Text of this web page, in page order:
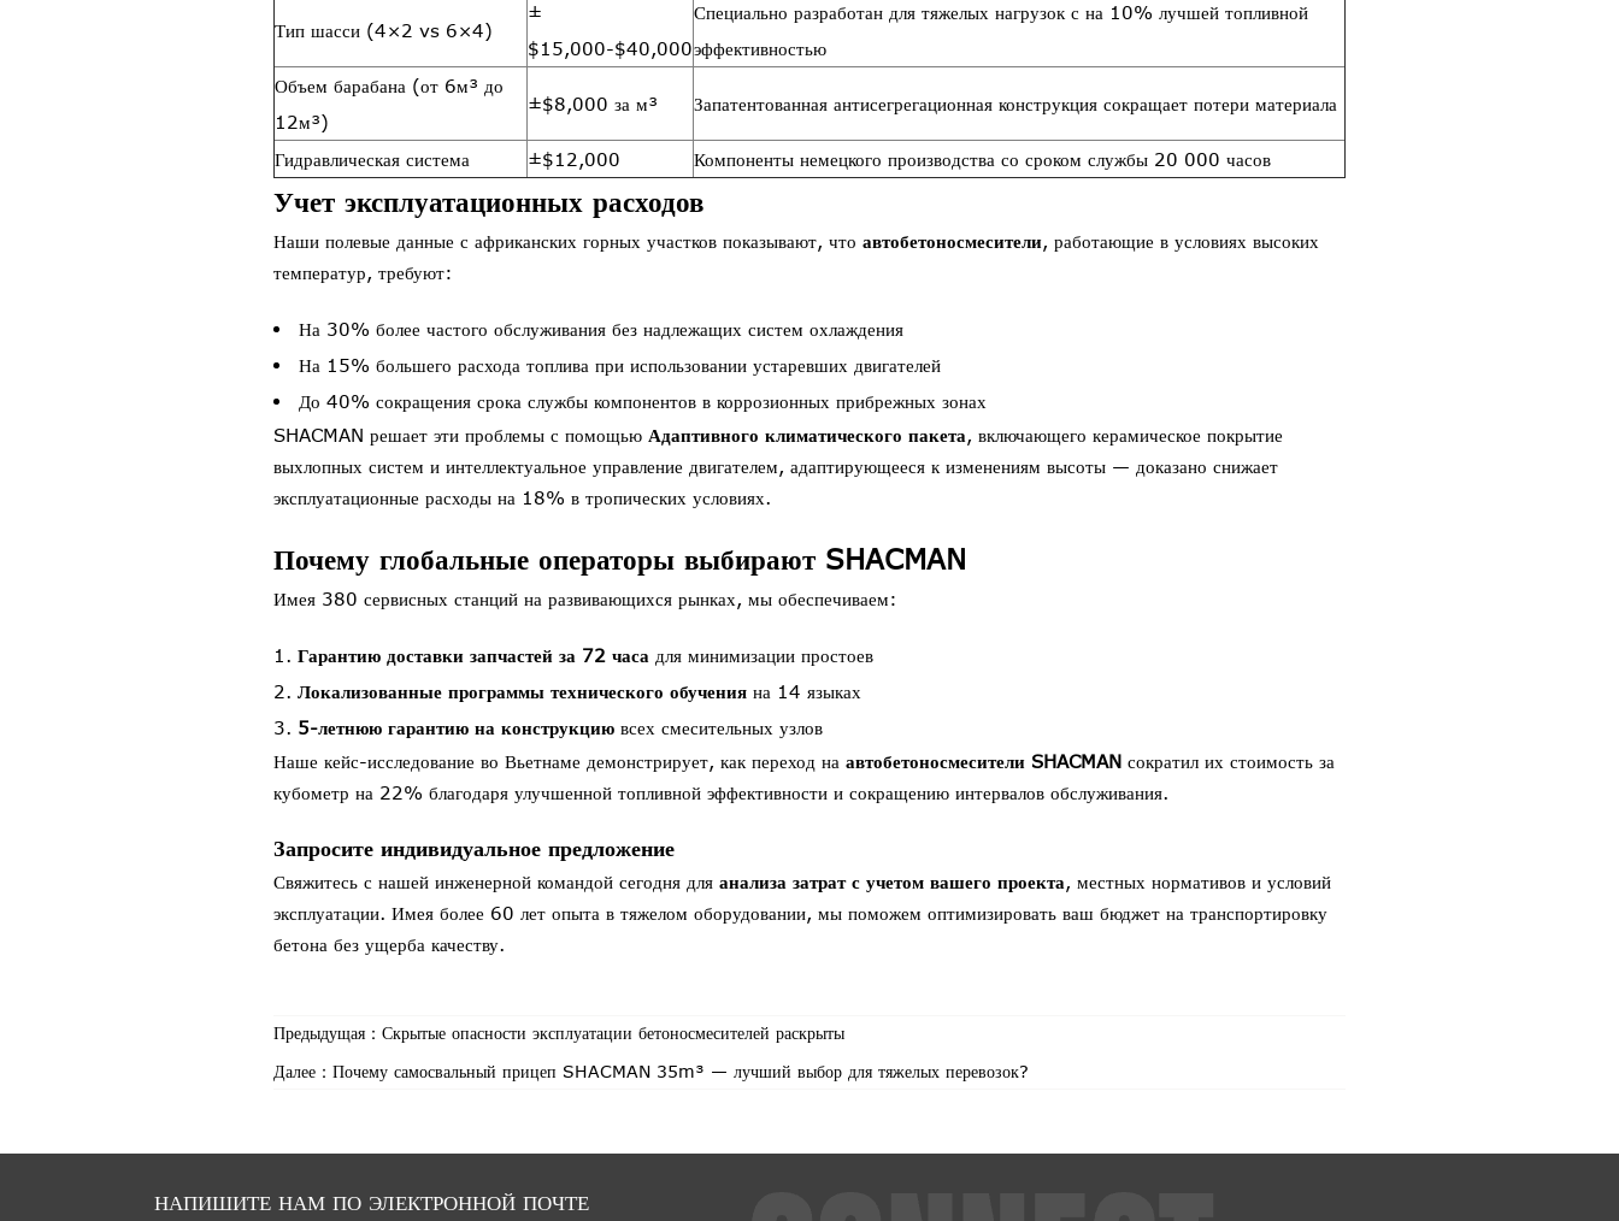
Тип шасси (4×2 vs 6×4)
±
$15,000-$40,000
Специально разработан для тяжелых нагрузок с на 10% лучшей топливной
эффективностью
Объем барабана (от 6м³ до
12м³)
±$8,000 за м³ Запатентованная антисегрегационная конструкция сокращает потери материала
Гидравлическая система ±$12,000 Компоненты немецкого производства со сроком службы 20 000 часов
Учет эксплуатационных расходов
Наши полевые данные с африканских горных участков показывают, что автобетоносмесители, работающие в условиях высоких
температур, требуют:
На 30% более частого обслуживания без надлежащих систем охлаждения
На 15% большего расхода топлива при использовании устаревших двигателей
До 40% сокращения срока службы компонентов в коррозионных прибрежных зонах
SHACMAN решает эти проблемы с помощью Адаптивного климатического пакета, включающего керамическое покрытие
выхлопных систем и интеллектуальное управление двигателем, адаптирующееся к изменениям высоты — доказано снижает
эксплуатационные расходы на 18% в тропических условиях.
Почему глобальные операторы выбирают SHACMAN
Имея 380 сервисных станций на развивающихся рынках, мы обеспечиваем:
Гарантию доставки запчастей за 72 часа для минимизации простоев
Локализованные программы технического обученияна 14 языках
5-летнюю гарантию на конструкциювсех смесительных узлов
Наше кейс-исследование во Вьетнаме демонстрирует, как переход на автобетоносмесители SHACMANсократил их стоимость за
кубометр на 22% благодаря улучшенной топливной эффективности и сокращению интервалов обслуживания.
Запросите индивидуальное предложение
Свяжитесь с нашей инженерной командой сегодня для анализа затрат с учетом вашего проекта, местных нормативов и условий
эксплуатации. Имея более 60 лет опыта в тяжелом оборудовании, мы поможем оптимизировать ваш бюджет на транспортировку
бетона без ущерба качеству.
Предыдущая： Скрытые опасности эксплуатации бетоносмесителей раскрыты
Далее： Почему самосвальный прицеп SHACMAN 35m³ — лучший выбор для тяжелых перевозок?
НАПИШИТЕ НАМ ПО ЭЛЕКТРОННОЙ ПОЧТЕ